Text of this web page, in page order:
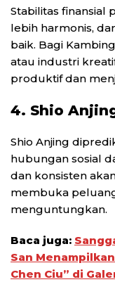
Stabilitas finansial
lebih harmonis,
baik. Bagi
atau industri
produktif dan
4. Shio
Shio Anjing
hubungan sosial
dan konsisten
membuka
menguntungkan.
Baca juga:
San
Chen Ciu” di